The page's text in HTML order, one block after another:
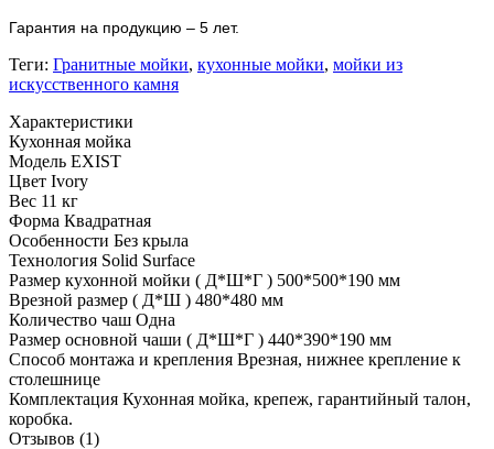
Гарантия на продукцию – 5 лет.
Теги: Гранитные мойки, кухонные мойки, мойки из
искусственного камня
Характеристики
Кухонная мойка
Модель EXIST
Цвет Ivory
Вес 11 кг
Форма Квадратная
Особенности Без крыла
Технология Solid Surface
Размер кухонной мойки ( Д*Ш*Г ) 500*500*190 мм
Врезной размер ( Д*Ш ) 480*480 мм
Количество чаш Одна
Размер основной чаши ( Д*Ш*Г ) 440*390*190 мм
Способ монтажа и крепления Врезная, нижнее крепление к
столешнице
Комплектация Кухонная мойка, крепеж, гарантийный талон,
коробка.
Отзывов (1)